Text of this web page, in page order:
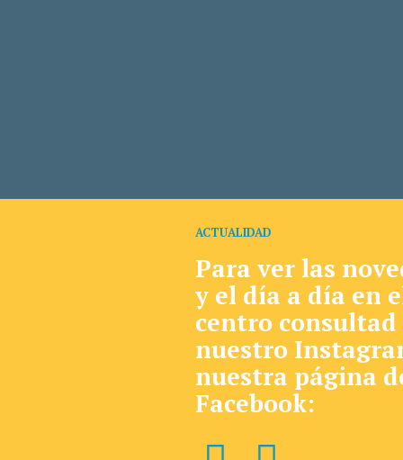
ACTUALIDAD
Para ver las
y el día a día en
centro consultad
nuestro
nuestra página
Facebook: